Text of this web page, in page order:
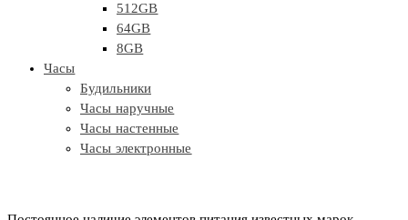
512GB
64GB
8GB
Часы
Будильники
Часы наручные
Часы настенные
Часы электронные